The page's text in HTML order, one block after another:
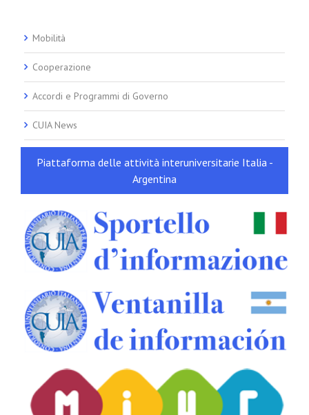
Mobilità
Cooperazione
Accordi e Programmi di Governo
CUIA News
Piattaforma delle attività interuniversitarie Italia -
Argentina